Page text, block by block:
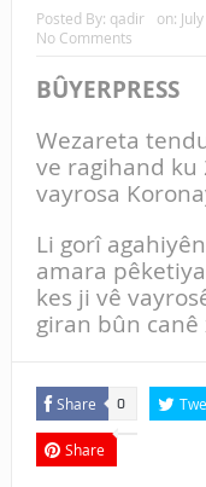
Posted By: qadir on:
No Comments
BÛYERPRESS
Wezareta
ve ragihand ku
vayrosa
Li gorî
amara
kes ji vê
giran bûn
Share 0
Share